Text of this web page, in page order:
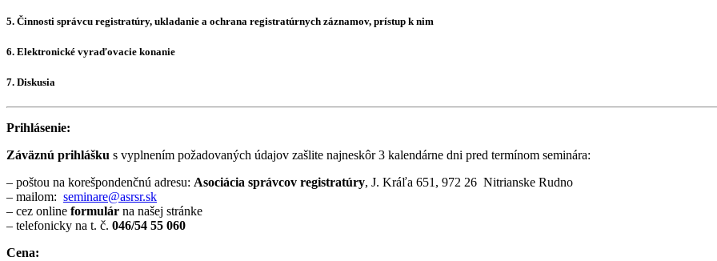
5. Činnosti správcu registratúry, ukladanie a ochrana registratúrnych záznamov, prístup k nim
6. Elektronické vyraďovacie konanie
7. Diskusia
Prihlásenie:
Záväznú prihlášku s vyplnením požadovaných údajov zašlite najneskôr 3 kalendárne dni pred termínom seminára:
– poštou na korešpondenčnú adresu: Asociácia správcov registratúry, J. Kráľa 651, 972 26 Nitrianske Rudno
– mailom: seminare@asrsr.sk
– cez online formulár na našej stránke
– telefonicky na t. č. 046/54 55 060
Cena: